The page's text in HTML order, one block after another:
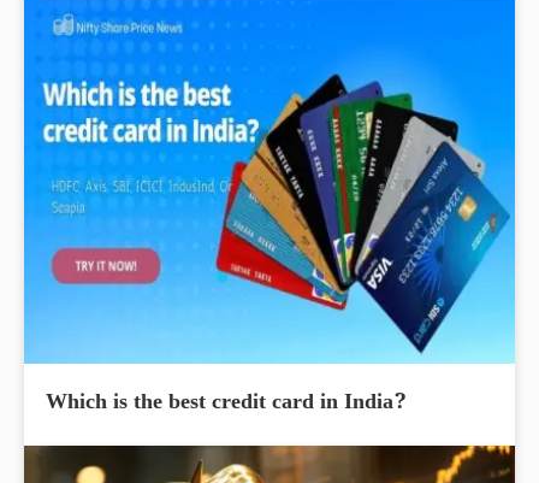
Which is the best credit card in India?